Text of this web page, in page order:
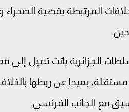
المرتبطة بقضية الصحراء
الجزائرية باتت تميل إلى
بعيدا عن ربطها
مع الجانب الفرنسي.